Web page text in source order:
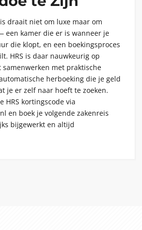
draait niet om luxe maar om
een kamer die er is wanneer je
die klopt, en een boekingsproces
HRS is daar nauwkeurig op
samenwerken met praktische
herboeking die je geld
je er zelf naar hoeft te zoeken.
HRS kortingscode via
en boek je volgende zakenreis
bijgewerkt en altijd